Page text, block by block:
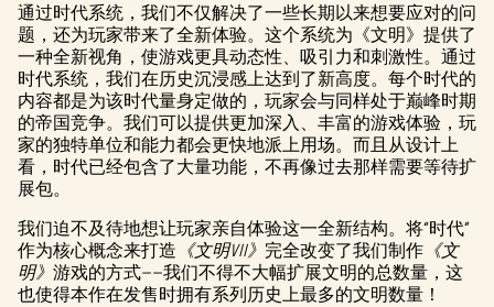
通过时代系统，我们不仅解决了一些长期以来想要应对的问
题，还为玩家带来了全新体验。这个系统为《文明》提供了
一种全新视角，使游戏更具动态性、吸引力和刺激性。通过
时代系统，我们在历史沉浸感上达到了新高度。每个时代的
内容都是为该时代量身定做的，玩家会与同样处于巅峰时期
的帝国竞争。我们可以提供更加深入、丰富的游戏体验，玩
家的独特单位和能力都会更快地派上用场。而且从设计上
看，时代已经包含了大量功能，不再像过去那样需要等待扩
展包。
我们迫不及待地想让玩家亲自体验这一全新结构。将“时代”
作为核心概念来打造 《文明VII》 完全改变了我们制作 《文
明》 游戏的方式——我们不得不大幅扩展文明的总数量，这
也使得本作在发售时拥有系列历史上最多的文明数量！